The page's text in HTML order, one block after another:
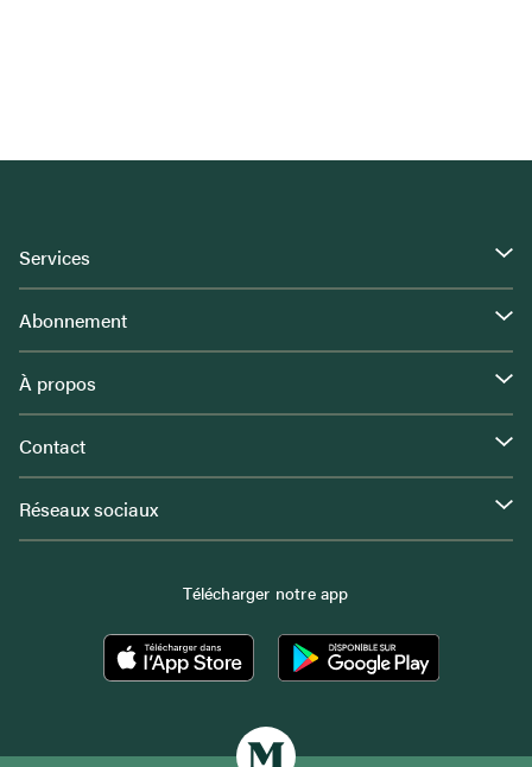
Services
Abonnement
À propos
Contact
Réseaux sociaux
Télécharger notre app